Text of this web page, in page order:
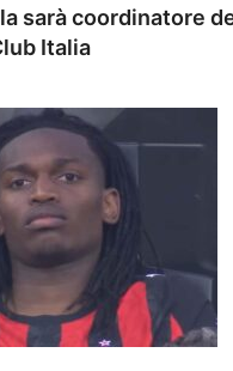
sarà coordinatore
Italia